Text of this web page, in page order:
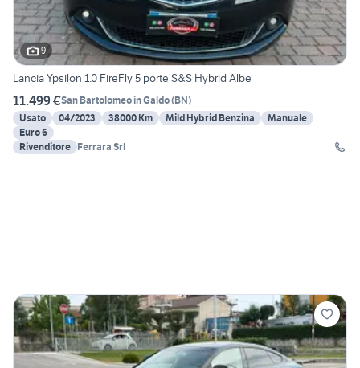
9
Lancia Ypsilon 1.0 FireFly 5 porte S&S Hybrid Albe
11.499 €San Bartolomeo in Galdo(BN)
Usato
04/2023 38000 Km Mild Hybrid Benzina
Manuale
Euro 6
Rivenditore Ferrara Srl